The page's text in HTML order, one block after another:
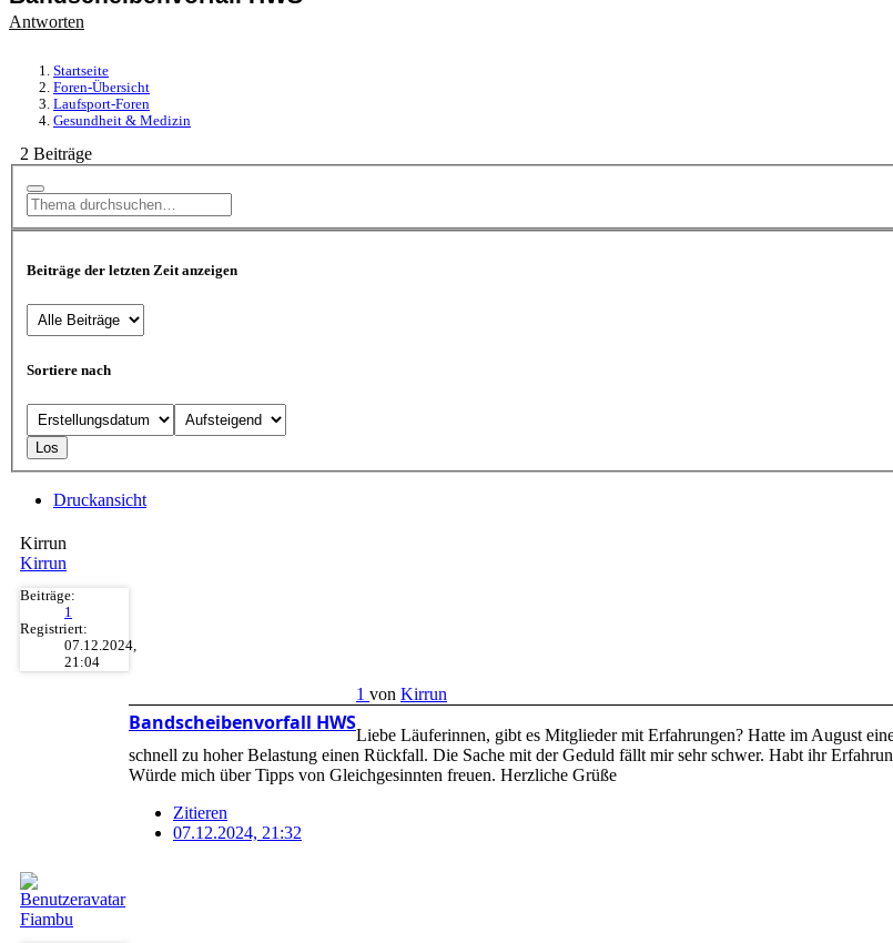
Antworten
Startseite
Foren-Übersicht
Laufsport-Foren
Gesundheit & Medizin
2 Beiträge
Beiträge der letzten Zeit anzeigen
Sortiere nach
Druckansicht
Kirrun
Kirrun
Beiträge:
1
Registriert:
07.12.2024,
21:04
Bandscheibenvorfall HWS
1 von Kirrun
Liebe Läuferinnen, gibt es Mitglieder mit Erfahrungen? Hatte im August
schnell zu hoher Belastung einen Rückfall. Die Sache mit der Geduld fällt mir sehr schwer. Habt ihr
Würde mich über Tipps von Gleichgesinnten freuen. Herzliche Grüße
Zitieren
07.12.2024, 21:32
Fiambu